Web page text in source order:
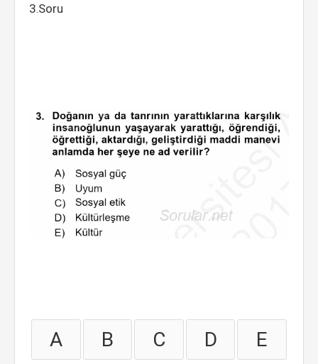
3.Soru
A B C D E